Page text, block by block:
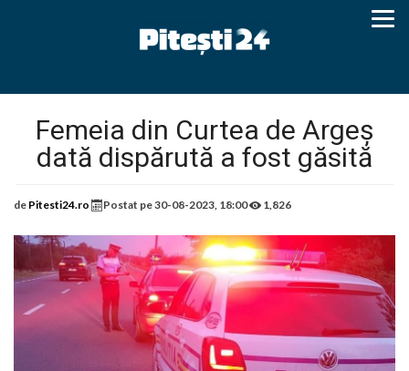
Femeia din Curtea de Argeș
dată dispărută a fost găsită
de Pitesti24.ro Postat pe30-08-2023, 18:00 1,826